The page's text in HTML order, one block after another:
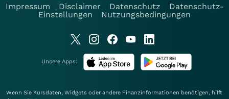
Impressum
Disclaimer Datenschutz
Datenschutz-
Einstellungen
Nutzungsbedingungen
Unsere Apps:
Wenn Sie Kursdaten, Widgets oder andere Finanzinformationen benötigen, hilft